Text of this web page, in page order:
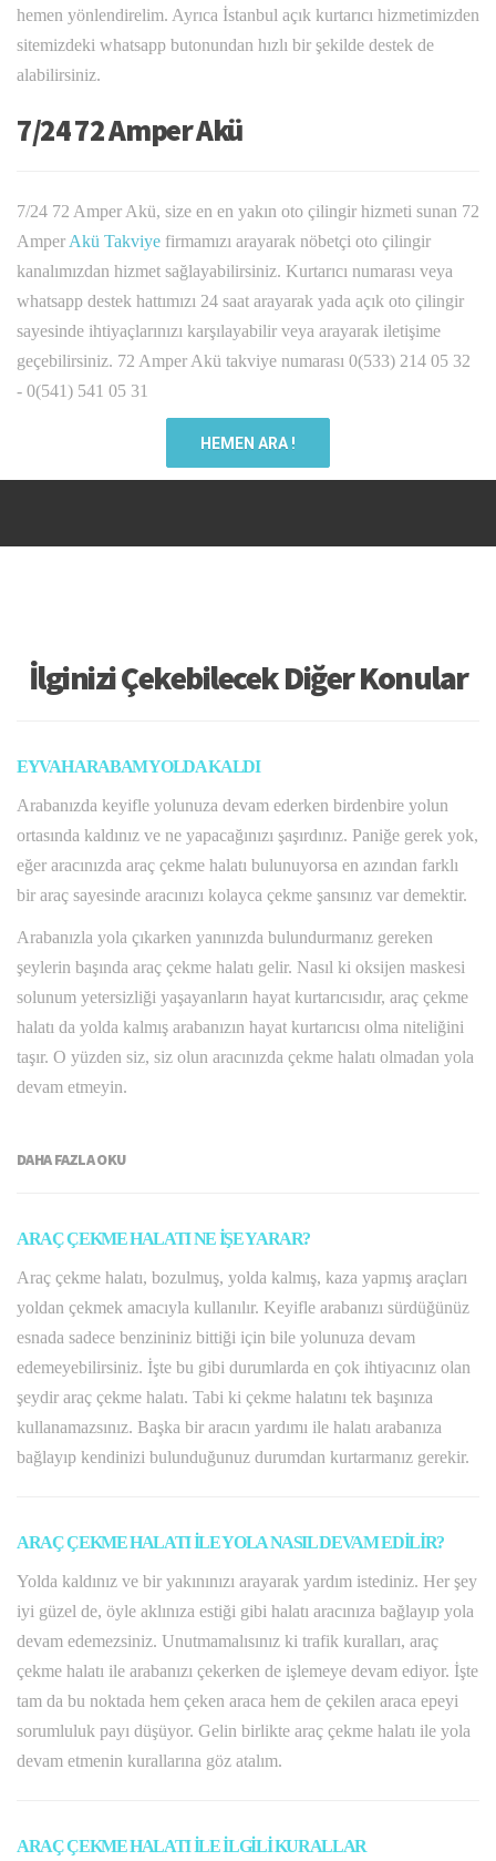
hemen yönlendirelim. Ayrıca İstanbul açık kurtarıcı hizmetimizden
sitemizdeki whatsapp butonundan hızlı bir şekilde destek de
alabilirsiniz.
7/24 72 Amper Akü
7/24 72 Amper Akü, size en en yakın oto çilingir hizmeti sunan 72
Amper Akü Takviye firmamızı arayarak nöbetçi oto çilingir
kanalımızdan hizmet sağlayabilirsiniz. Kurtarıcı numarası veya
whatsapp destek hattımızı 24 saat arayarak yada açık oto çilingir
sayesinde ihtiyaçlarınızı karşılayabilir veya arayarak iletişime
geçebilirsiniz. 72 Amper Akü takviye numarası 0(533) 214 05 32
- 0(541) 541 05 31
HEMEN ARA !
İlginizi Çekebilecek Diğer Konular
EYVAH ARABAM YOLDA KALDI
Arabanızda keyifle yolunuza devam ederken birdenbire yolun
ortasında kaldınız ve ne yapacağınızı şaşırdınız. Paniğe gerek yok,
eğer aracınızda araç çekme halatı bulunuyorsa en azından farklı
bir araç sayesinde aracınızı kolayca çekme şansınız var demektir.
Arabanızla yola çıkarken yanınızda bulundurmanız gereken
şeylerin başında araç çekme halatı gelir. Nasıl ki oksijen maskesi
solunum yetersizliği yaşayanların hayat kurtarıcısıdır, araç çekme
halatı da yolda kalmış arabanızın hayat kurtarıcısı olma niteliğini
taşır. O yüzden siz, siz olun aracınızda çekme halatı olmadan yola
devam etmeyin.
DAHA FAZLA OKU
ARAÇ ÇEKME HALATI NE İŞE YARAR?
Araç çekme halatı, bozulmuş, yolda kalmış, kaza yapmış araçları
yoldan çekmek amacıyla kullanılır. Keyifle arabanızı sürdüğünüz
esnada sadece benzininiz bittiği için bile yolunuza devam
edemeyebilirsiniz. İşte bu gibi durumlarda en çok ihtiyacınız olan
şeydir araç çekme halatı. Tabi ki çekme halatını tek başınıza
kullanamazsınız. Başka bir aracın yardımı ile halatı arabanıza
bağlayıp kendinizi bulunduğunuz durumdan kurtarmanız gerekir.
ARAÇ ÇEKME HALATI İLE YOLA NASIL DEVAM EDİLİR?
Yolda kaldınız ve bir yakınınızı arayarak yardım istediniz. Her şey
iyi güzel de, öyle aklınıza estiği gibi halatı aracınıza bağlayıp yola
devam edemezsiniz. Unutmamalısınız ki trafik kuralları, araç
çekme halatı ile arabanızı çekerken de işlemeye devam ediyor. İşte
tam da bu noktada hem çeken araca hem de çekilen araca epeyi
sorumluluk payı düşüyor. Gelin birlikte araç çekme halatı ile yola
devam etmenin kurallarına göz atalım.
ARAÇ ÇEKME HALATI İLE İLGİLİ KURALLAR